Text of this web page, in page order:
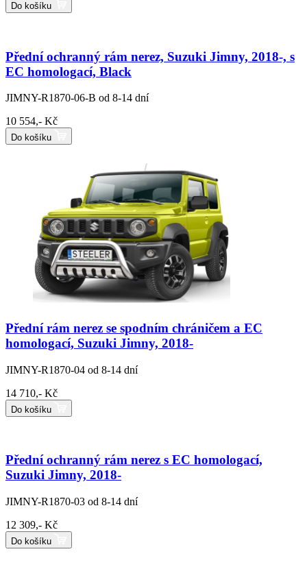
Do košíku
Přední ochranný rám nerez, Suzuki Jimny, 2018-, s
EC homologací, Black
JIMNY-R1870-06-B od 8-14 dní
10 554,- Kč
Do košíku
Přední rám nerez se spodním chráničem a EC
homologací, Suzuki Jimny, 2018-
JIMNY-R1870-04 od 8-14 dní
14 710,- Kč
Do košíku
Přední ochranný rám nerez s EC homologací,
Suzuki Jimny, 2018-
JIMNY-R1870-03 od 8-14 dní
12 309,- Kč
Do košíku